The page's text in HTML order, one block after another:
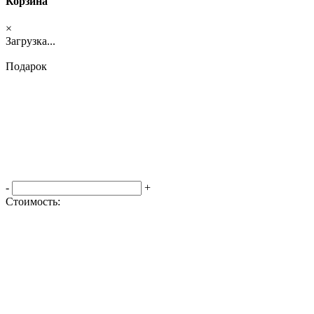
×
Загрузка...
Подарок
-
+
Стоимость: